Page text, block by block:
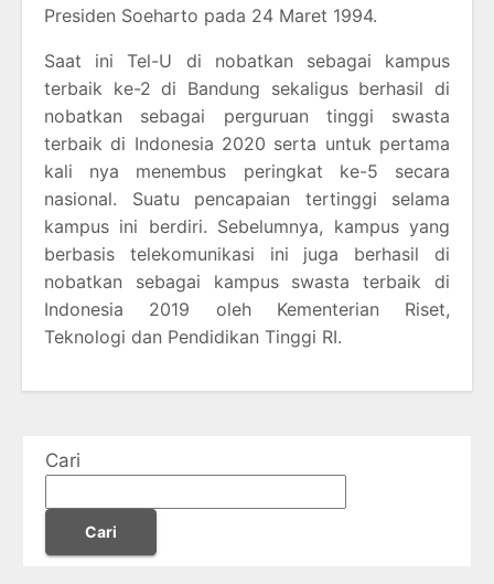
Presiden Soeharto pada 24 Maret 1994.
Saat ini Tel-U di nobatkan sebagai kampus
terbaik ke-2 di Bandung sekaligus berhasil di
nobatkan sebagai perguruan tinggi swasta
terbaik di Indonesia 2020 serta untuk pertama
kali nya menembus peringkat ke-5 secara
nasional. Suatu pencapaian tertinggi selama
kampus ini berdiri. Sebelumnya, kampus yang
berbasis telekomunikasi ini juga berhasil di
nobatkan sebagai kampus swasta terbaik di
Indonesia 2019 oleh Kementerian Riset,
Teknologi dan Pendidikan Tinggi RI.
Cari
Cari